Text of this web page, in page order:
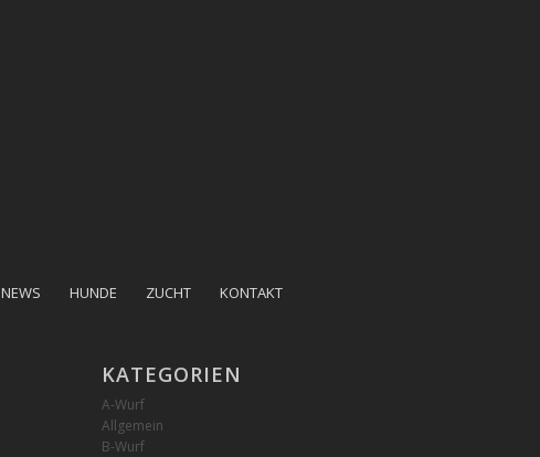
NEWS HUNDE ZUCHT KONTAKT
KATEGORIEN
A-Wurf
Allgemein
B-Wurf